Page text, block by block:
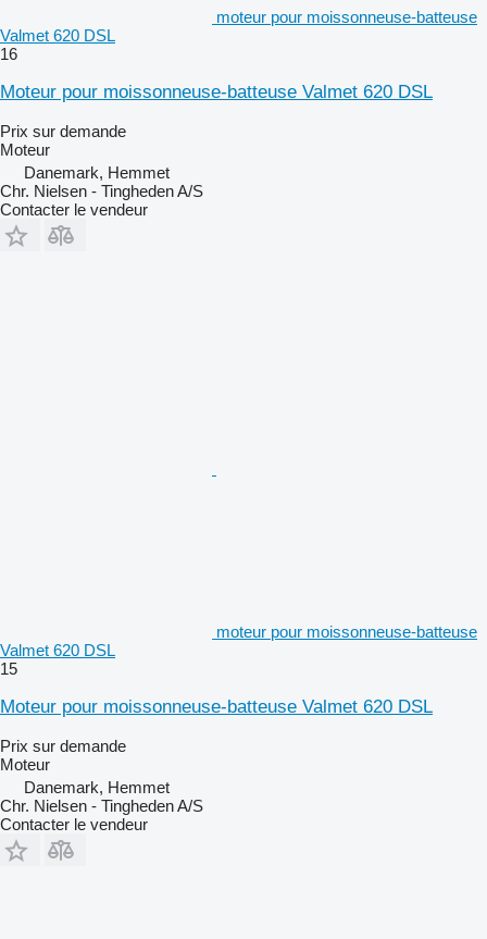
moteur pour moissonneuse-batteuse
Valmet 620 DSL
16
Moteur pour moissonneuse-batteuse Valmet 620 DSL
Prix sur demande
Moteur
Danemark, Hemmet
Chr. Nielsen - Tingheden A/S
Contacter le vendeur
moteur pour moissonneuse-batteuse
Valmet 620 DSL
15
Moteur pour moissonneuse-batteuse Valmet 620 DSL
Prix sur demande
Moteur
Danemark, Hemmet
Chr. Nielsen - Tingheden A/S
Contacter le vendeur